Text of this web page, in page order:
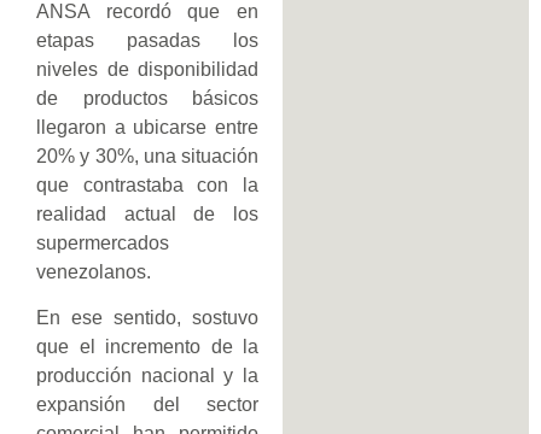
ANSA recordó que en
etapas pasadas los
niveles de disponibilidad
de productos básicos
llegaron a ubicarse entre
20% y 30%, una situación
que contrastaba con la
realidad actual de los
supermercados
venezolanos.
En ese sentido, sostuvo
que el incremento de la
producción nacional y la
expansión del sector